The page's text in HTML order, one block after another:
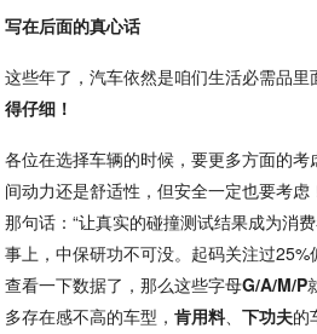
写在后面的真心话
这些年了，汽车依然是咱们生活必需品里
得仔细！
各位在选择车辆的时候，要更多方面的
间动力还是舒适性，但安全一定也要考
那句话：“让真实的碰撞测试结果成为消
事上，中保研功不可没。起码关注过
查看一下数据了，那么这些字母G/A/M/P
多存在感不高的车型，肯用料、下功夫的